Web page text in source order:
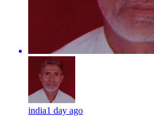
india1 day ago